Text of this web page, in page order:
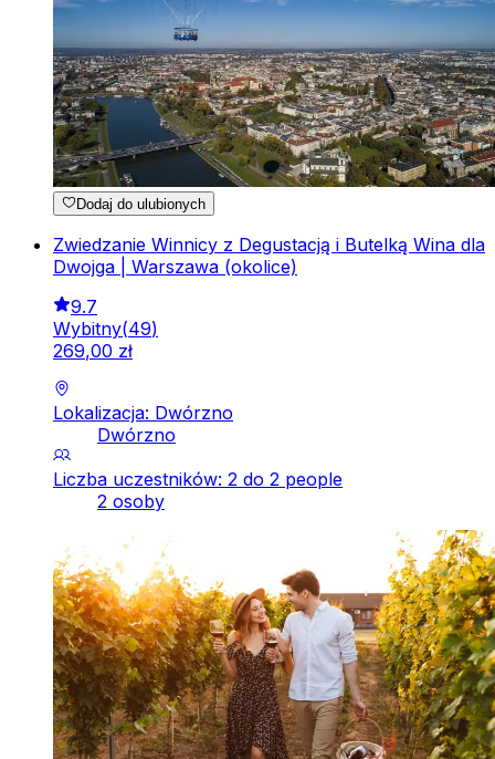
Dodaj do ulubionych
Zwiedzanie Winnicy z Degustacją i Butelką Wina dla
Dwojga | Warszawa (okolice)
9.7
Wybitny(49)
269,00 zł
Lokalizacja: Dwórzno
Dwórzno
Liczba uczestników: 2 do 2 people
2 osoby